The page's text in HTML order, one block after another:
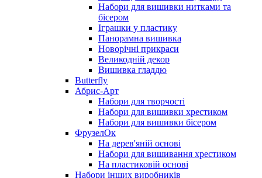
Набори для вишивки нитками та
бісером
Іграшки у пластику
Панорамна вишивка
Новорічні прикраси
Великодній декор
Вишивка гладдю
Butterfly
Абрис-Арт
Набори для творчості
Набори для вишивки хрестиком
Набори для вишивки бісером
ФрузелОк
На дерев'яній основі
Набори для вишивання хрестиком
На пластиковій основі
Набори інших виробників